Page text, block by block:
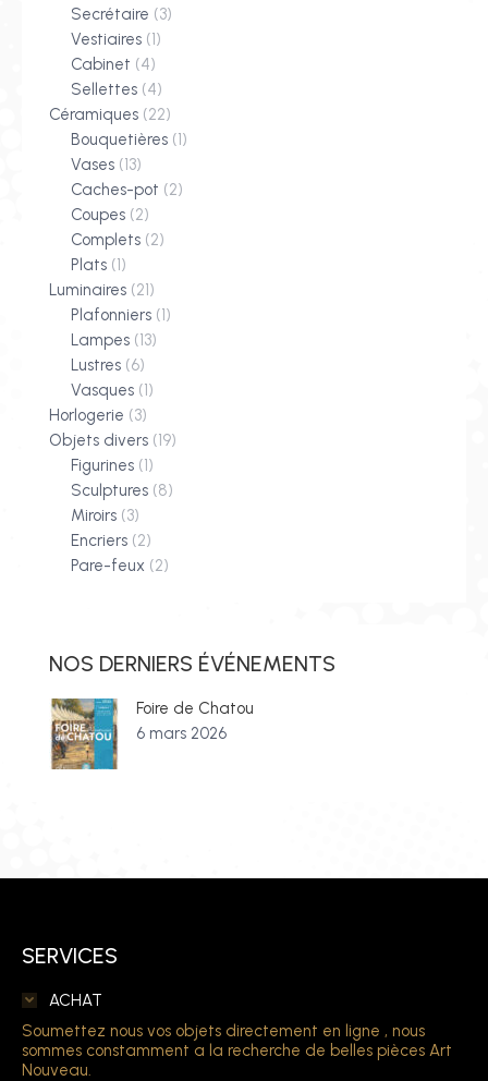
Secrétaire (3)
Vestiaires (1)
Cabinet (4)
Sellettes (4)
Céramiques (22)
Bouquetières (1)
Vases (13)
Caches-pot (2)
Coupes (2)
Complets (2)
Plats (1)
Luminaires (21)
Plafonniers (1)
Lampes (13)
Lustres (6)
Vasques (1)
Horlogerie (3)
Objets divers (19)
Figurines (1)
Sculptures (8)
Miroirs (3)
Encriers (2)
Pare-feux (2)
NOS DERNIERS ÉVÉNEMENTS
Foire de Chatou
6 mars 2026
SERVICES
ACHAT
Soumettez nous vos objets directement en ligne , nous
sommes constamment a la recherche de belles pièces Art
Nouveau.